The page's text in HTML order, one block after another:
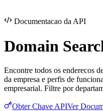
Documentacao da API
Domain
Encontre todos os enderecos
da empresa e perfis de
empresarial. Filtre por
Obter Chave APIVer